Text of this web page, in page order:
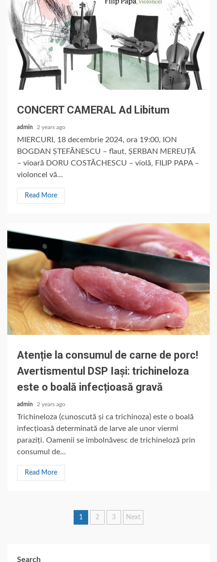
CONCERT CAMERAL Ad Libitum
admin 2 years ago
MIERCURI, 18 decembrie 2024, ora 19:00, ION
BOGDAN ȘTEFĂNESCU – flaut, ȘERBAN MEREUȚĂ
– vioară DORU COSTĂCHESCU – violă, FILIP PAPA –
violoncel vă...
Read More
Atenție la consumul de carne de porc!
Avertismentul DSP Iași: trichineloza
este o boală infecțioasă gravă
admin 2 years ago
Trichineloza (cunoscută și ca trichinoza) este o boală
infecțioasă determinată de larve ale unor viermi
paraziți. Oamenii se îmbolnăvesc de trichineloză prin
consumul de...
Read More
Posts
1 2 3 Next
Search